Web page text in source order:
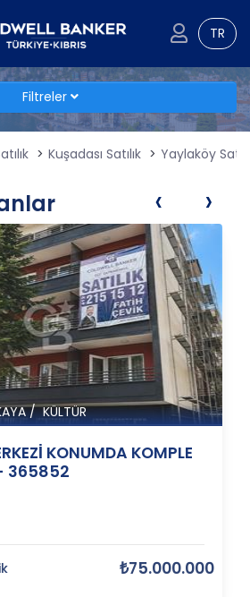
TR
Filtreler
Kuşadası Satılık Yaylaköy
/KÜLTÜR
KONUMDA KOMPLE
365852
₺75.000.000
‹ ›